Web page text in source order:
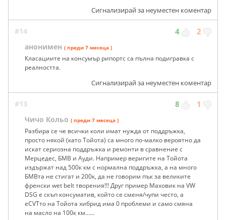
Сигнализирай за неуместен коментар
#14 4 2
анонимен ( преди 7 месеца )
Класациите на консумър рипортс са пълна подигравка с
реалността.
Сигнализирай за неуместен коментар
#13 8 1
Чичо Кольо ( преди 7 месеца )
Разбира се че всички коли имат нужда от поддръжка,
просто някой (като Тойота) са много по-малко вероятно да
искат сериозна поддръжка и ремонти в сравнение с
Мерцедес, БМВ и Ауди. Например веригите на Тойота
издържат над 500к км с нормална поддръжка, а на много
БМВта не стигат и 200к, да не говорим пък за великите
френски wet belt творения!!! Друг пример Маховик на VW
DSG е скъп консуматив, който се сменя/чупи често, а
еCVTто на Тойота хибрид има 0 проблеми и само смяна
на масло на 100к км......